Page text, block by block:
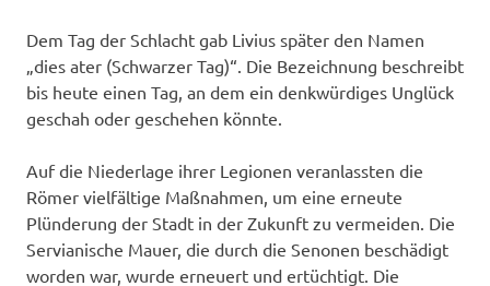
Dem Tag der Schlacht gab Livius später den Namen
„dies ater (Schwarzer Tag)“. Die Bezeichnung beschreibt
bis heute einen Tag, an dem ein denkwürdiges Unglück
geschah oder geschehen könnte.
Auf die Niederlage ihrer Legionen veranlassten die
Römer vielfältige Maßnahmen, um eine erneute
Plünderung der Stadt in der Zukunft zu vermeiden. Die
Servianische Mauer, die durch die Senonen beschädigt
worden war, wurde erneuert und ertüchtigt. Die